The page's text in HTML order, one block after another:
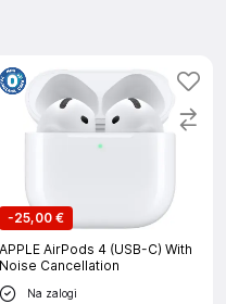
-25,00 €
APPLE AirPods 4 (USB-C) With
Noise Cancellation
Na zalogi